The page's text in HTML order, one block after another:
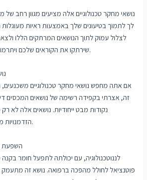
נושאי מחקר טכנולוגיים אלה מציעים מגוון רחב
לך לתמוך בטיעונים שלך באמצעות ראיות
לצלול עמוק לתוך הנושאים המרתקים הללו
שירתקו את הקוראים שלכם ויתרמו לתחום המחקר הטכנולוגי.
אם אתה מחפש נושאי מחקר טכנולוגיים
זה, אצרתי בקפידה רשימה של נושאים המכסים
נקודות מבט ייחודיות. נושאים אלה לא
הזדמנויות משמעותיות לחקירה וניתוח.
השפעת
לננוטכנולוגיה, עם יכולתה לתפעל חומר בקנה
פוטנציאל לחולל מהפכה ברפואה. נושא זה